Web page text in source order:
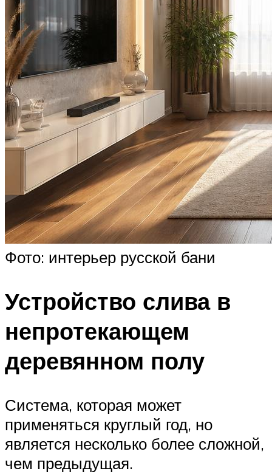
Фото: интерьер русской бани
Устройство слива в
непротекающем
деревянном полу
Система, которая может
применяться круглый год, но
является несколько более сложной,
чем предыдущая.